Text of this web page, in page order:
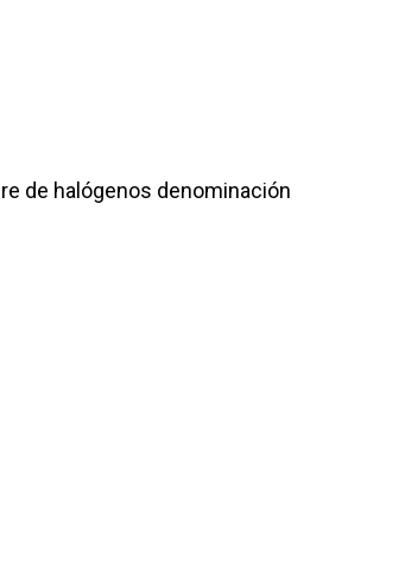
de halógenos denominación